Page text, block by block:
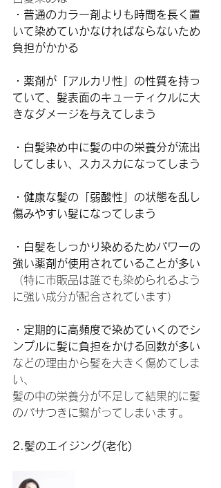
・普通のカラー剤よりも時間を長く置
いて染めていかなければならないため
負担がかかる
・薬剤が「アルカリ性」の性質を持っ
ていて、髪表面のキューティクルに大
きなダメージを与えてしまう
・白髪染め中に髪の中の栄養分が流出
してしまい、スカスカになってしまう
・健康な髪の「弱酸性」の状態を乱し
傷みやすい髪になってしまう
・白髪をしっかり染めるためパワーの
強い薬剤が使用されていることが多い
（特に市販品は誰でも染められるよう
に強い成分が配合されています）
・定期的に高頻度で染めていくのでシ
ンプルに髪に負担をかける回数が多い
などの理由から髪を大きく傷めてしま
い、
髪の中の栄養分が不足して結果的に髪
のパサつきに繋がってしまいます。
2.髪のエイジング(老化)